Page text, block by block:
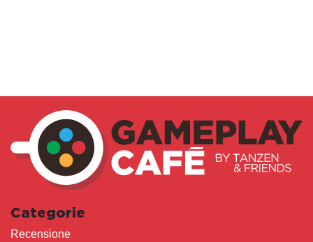
Categorie
Recensione